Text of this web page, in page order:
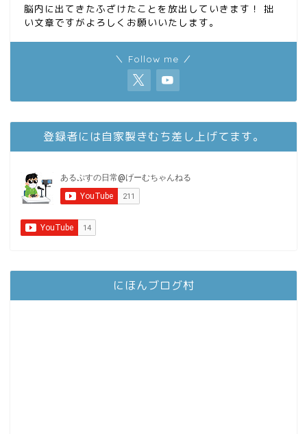
脳内に出てきたふざけたことを放出していきます！ 拙
い文章ですがよろしくお願いいたします。
＼ Follow me ／
登録者には自家製きむち差し上げてます。
にほんブログ村